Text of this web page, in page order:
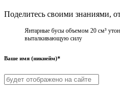
Поделитесь своими знаниями,
Янтарные бусы объемом 20 см³
выталкивающую силу
Ваше имя (никнейм)*